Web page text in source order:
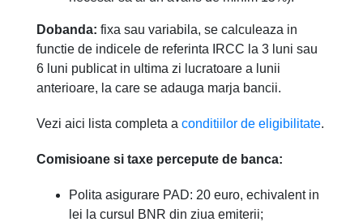
Dobanda: fixa sau variabila, se calculeaza in
functie de indicele de referinta IRCC la 3 luni sau
6 luni publicat in ultima zi lucratoare a lunii
anterioare, la care se adauga marja bancii.
Vezi aici lista completa a conditiilor de eligibilitate.
Comisioane si taxe percepute de banca:
Polita asigurare PAD: 20 euro, echivalent in
lei la cursul BNR din ziua emiterii;